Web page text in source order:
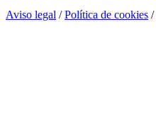
Aviso legal /Política de cookies /